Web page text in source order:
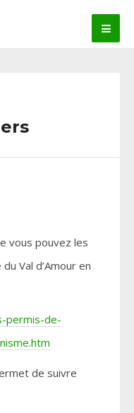
vous pouvez les
Val d’Amour en
permis-de-
de suivre